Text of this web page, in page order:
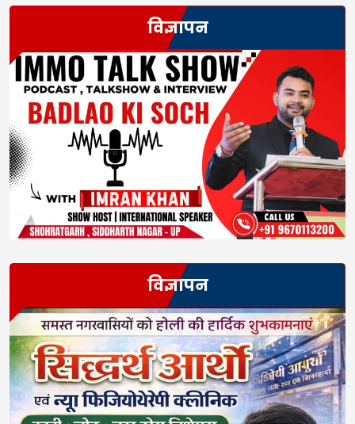
विज्ञापन
विज्ञापन